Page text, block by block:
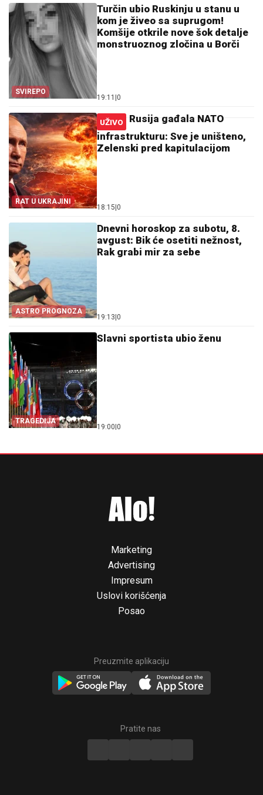
SVIREPO
Turčin ubio Ruskinju u stanu u
kom je živeo sa suprugom!
Komšije otkrile nove šok detalje
monstruoznog zločina u Borči
19:11 |0
RAT U UKRAJINI
UŽIVO
Rusija gađala NATO
infrastrukturu: Sve je uništeno,
Zelenski pred kapitulacijom
18:15|0
ASTRO PROGNOZA
Dnevni horoskop za subotu, 8.
avgust: Bik će osetiti nežnost,
Rak grabi mir za sebe
19:13|0
TRAGEDIJA
Slavni sportista ubio ženu
19:00|0
Marketing
Advertising
Impresum
Uslovi korišćenja
Posao
Preuzmite aplikaciju